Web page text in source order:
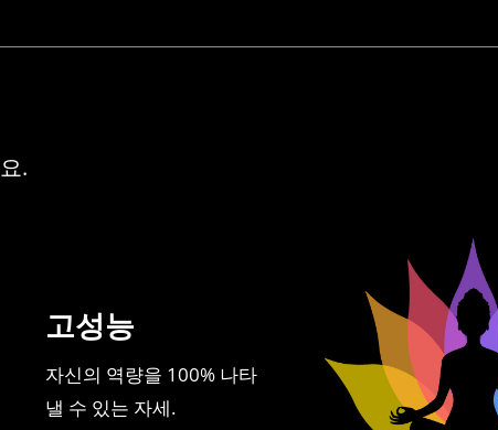
.
고성능
자신의 역량을 100% 나타
낼 수 있는 자세.